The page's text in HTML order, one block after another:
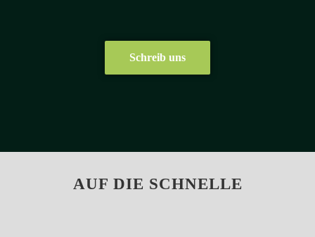
Schreib uns
AUF DIE SCHNELLE